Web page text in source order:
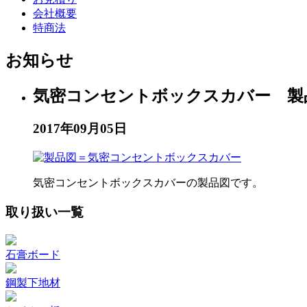
会社概要
特商法
お知らせ
気密コンセントボックスカバー 製
2017年09月05日
気密コンセントボックスカバーの製品図です。
取り扱い一覧
石膏ボード
鋼製下地材